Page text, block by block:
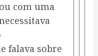
com uma
falava sobre